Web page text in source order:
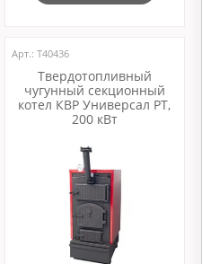
Арт.: Т40436
Твердотопливный
чугунный секционный
котел КВР Универсал РТ,
200 кВт